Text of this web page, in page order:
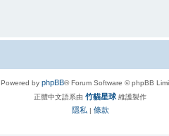
Powered by phpBB® Forum Software © phpBB
正體中文語系由 竹貓星球 維護製作
隱私 | 條款